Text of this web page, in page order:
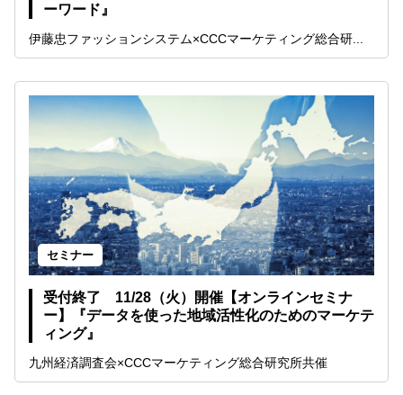
ーワード』
伊藤忠ファッションシステム×CCCマーケティング総合研...
セミナー
受付終了 11/28（火）開催【オンラインセミナ
ー】『データを使った地域活性化のためのマーケテ
ィング』
九州経済調査会×CCCマーケティング総合研究所共催